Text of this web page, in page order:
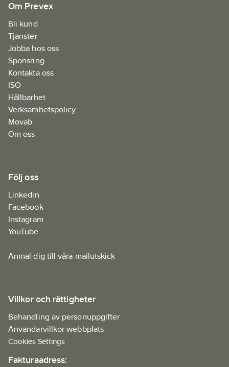
Om Prevex
Bli kund
Tjänster
Jobba hos oss
Sponsring
Kontakta oss
ISO
Hållbarhet
Verksamhetspolicy
Movab
Om oss
Följ oss
Linkedin
Facebook
Instagram
YouTube
Anmäl dig till våra mailutskick
Villkor och rättigheter
Behandling av personuppgifter
Användarvillkor webbplats
Cookies Settings
Fakturaadress: